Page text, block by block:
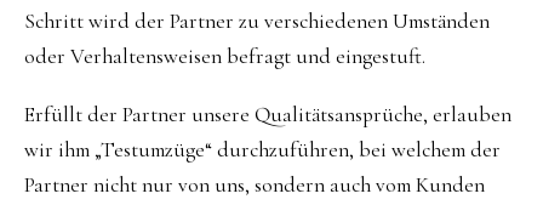
Schritt wird der Partner zu verschiedenen Umständen
oder Verhaltensweisen befragt und eingestuft.
Erfüllt der Partner unsere Qualitätsansprüche, erlauben
wir ihm „Testumzüge“ durchzuführen, bei welchem der
Partner nicht nur von uns, sondern auch vom Kunden